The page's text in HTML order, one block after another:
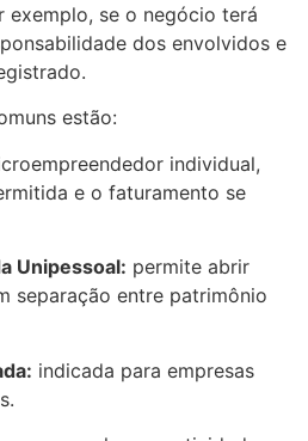
exemplo, se o negócio terá
dos envolvidos e
estão:
individual,
e o faturamento se
Unipessoal: permite abrir
separação entre patrimônio
indicada para empresas